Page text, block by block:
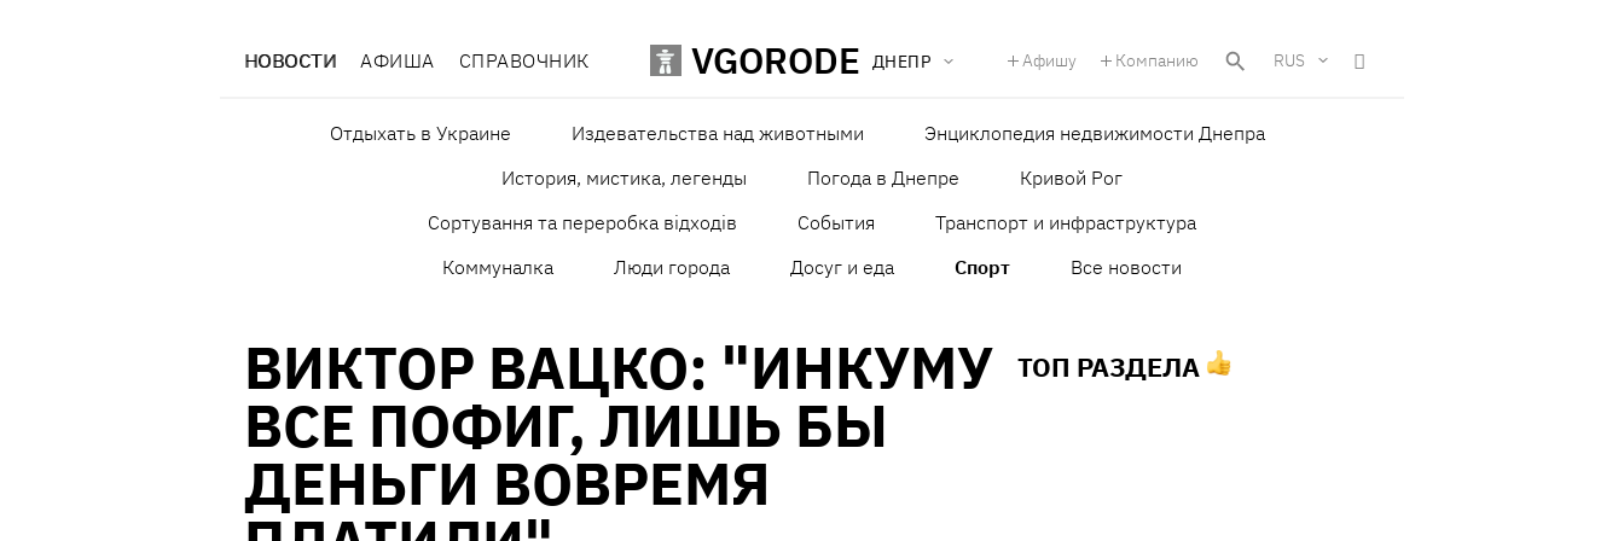
НОВОСТИ АФИША СПРАВОЧНИК VGORODE ДНЕПР Афишу Компанию RUS
Отдыхать в Украине Издевательства над животными
Энциклопедия недвижимости Днепра
История, мистика, легенды
Погода в Днепре
Кривой Рог
Сортування та переробка відходів
События
Транспорт и инфраструктура
Коммуналка
Люди города Досуг и еда Спорт Все новости
ВИКТОР ВАЦКО: "ИНКУМУ
ВСЕ ПОФИГ, ЛИШЬ БЫ
ДЕНЬГИ ВОВРЕМЯ
ТОП РАЗДЕЛА